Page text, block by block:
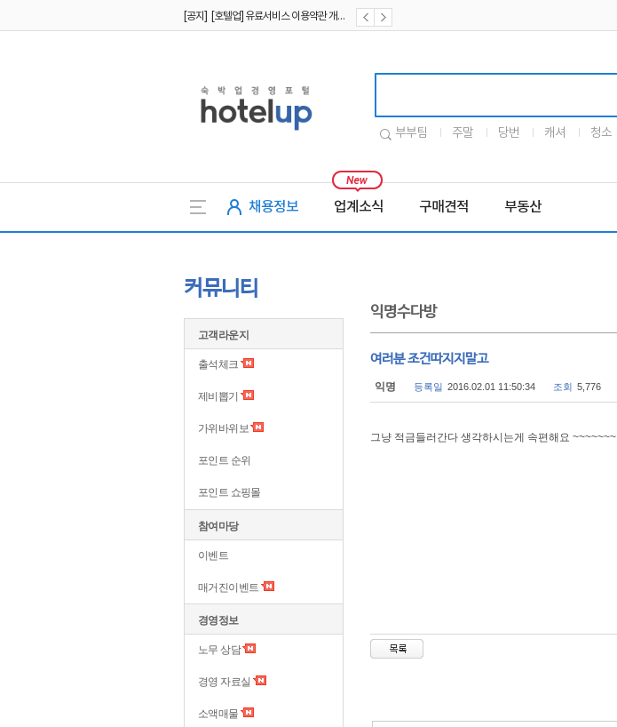
[공지] [호텔업] 유료서비스 이용약관 개정본2 (19.09.02)
부부팀 주말 당번 캐셔 청소
채용정보 업계소식 구매견적 부동산
커뮤니티
고객라운지
출석체크
제비뽑기
가위바위보
포인트 순위
포인트 쇼핑몰
참여마당
이벤트
매거진이벤트
경영정보
노무 상담
경영 자료실
소액매물
익명수다방
여러분 조건따지지말고
익명 등록일 2016.02.01 11:50:34 조회 5,776
그냥 적금들러간다 생각하시는게 속편해요 ~~~~~~~